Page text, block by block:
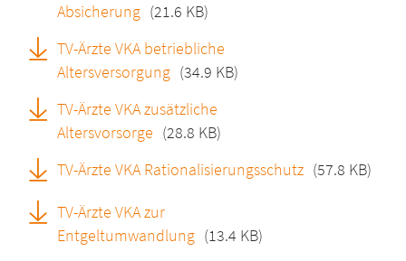
Absicherung (21.6 KB)
TV-Ärzte VKA betriebliche
Altersversorgung (34.9 KB)
TV-Ärzte VKA zusätzliche
Altersvorsorge (28.8 KB)
TV-Ärzte VKA Rationalisierungsschutz (57.8 KB)
TV-Ärzte VKA zur
Entgeltumwandlung (13.4 KB)